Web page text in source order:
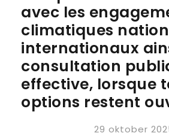
avec les
climatiques
internationaux
consultation
effective, lorsque
options restent
29 oktober